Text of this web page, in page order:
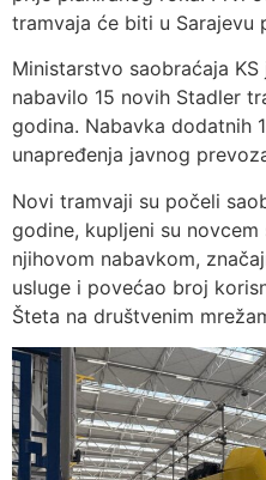
tramvaja će biti u Sarajevu
Ministarstvo saobraćaja
nabavilo 15 novih Stadler
godina. Nabavka dodatnih
unapređenja javnog
Novi tramvaji su počeli
godine, kupljeni su
njihovom nabavkom,
usluge i povećao broj
Šteta na društvenim